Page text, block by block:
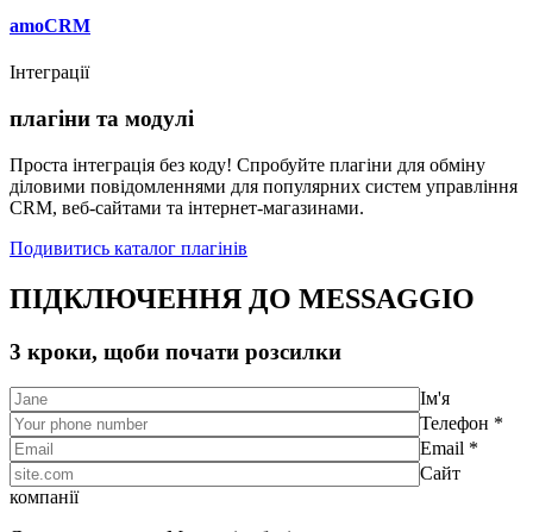
amoCRM
Інтеграції
плагіни та модулі
Проста інтеграція без коду! Спробуйте плагіни для обміну
діловими повідомленнями для популярних систем управління
CRM, веб-сайтами та інтернет-магазинами.
Подивитись каталог плагінів
ПІДКЛЮЧЕННЯ ДО MESSAGGIO
3 кроки, щоби почати розсилки
Ім'я
Телефон *
Email *
Сайт
компанії